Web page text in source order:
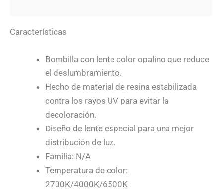
Características
Bombilla con lente color opalino que reduce
el deslumbramiento.
Hecho de material de resina estabilizada
contra los rayos UV para evitar la
decoloración.
Diseño de lente especial para una mejor
distribución de luz.
Familia: N/A
Temperatura de color:
2700K/4000K/6500K